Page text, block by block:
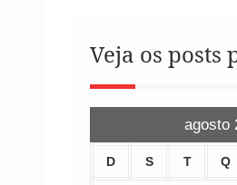
Veja os posts
agosto
D S T Q